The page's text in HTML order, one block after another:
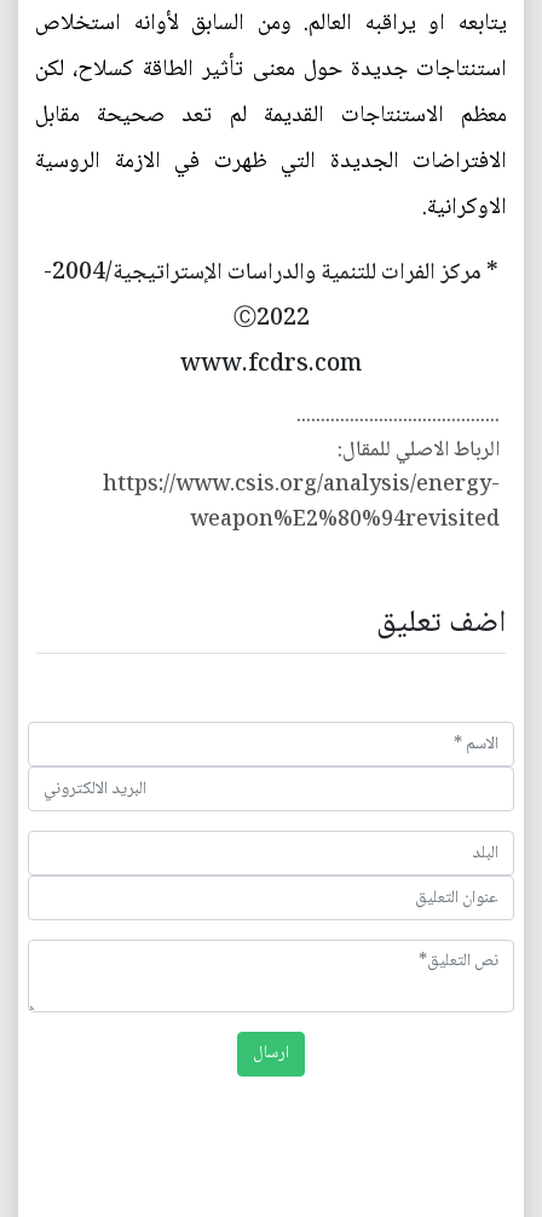
يتابعه او يراقبه العالم. ومن السابق لأوانه استخلاص
استنتاجات جديدة حول معنى تأثير الطاقة كسلاح، لكن
معظم الاستنتاجات القديمة لم تعد صحيحة مقابل
الافتراضات الجديدة التي ظهرت في الازمة الروسية
الاوكرانية.
* مركز الفرات للتنمية والدراسات الإستراتيجية/2004-
Ⓒ2022
www.fcdrs.com
..........................................
الرباط الاصلي للمقال:
https://www.csis.org/analysis/energy-
weapon%E2%80%94revisited
اضف تعليق